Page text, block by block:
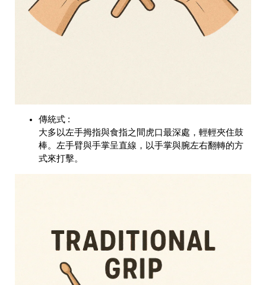
傳統式 :
大多以左手拇指與食指之間虎口最深處，輕輕夾住鼓
棒。左手臂與手掌呈直線，以手掌與腕左右翻轉的方
式來打擊。